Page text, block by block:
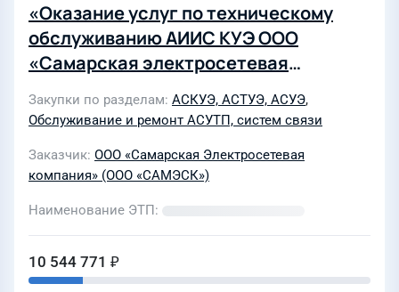
«Оказание услуг по техническому
обслуживанию АИИС КУЭ ООО
«Самарская электросетевая
Закупки по разделам АСКУЭ, АСТУЭ, АСУЭ,
Обслуживание и ремонт АСУТП, систем связи
Заказчик ООО «Самарская Электросетевая
компания» (ООО «САМЭСК»)
Наименование ЭТП
10 544 771 ₽